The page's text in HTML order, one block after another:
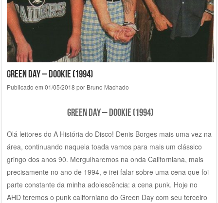
Green Day – Dookie (1994)
Publicado em 01/05/2018 por Bruno Machado
Green Day – Dookie (1994)
Olá leitores do A História do Disco! Denis Borges mais uma vez na
área, continuando naquela toada vamos para mais um clássico
gringo dos anos 90. Mergulharemos na onda Californiana, mais
precisamente no ano de 1994, e irei falar sobre uma cena que foi
parte constante da minha adolescência: a cena punk. Hoje no
AHD teremos o punk californiano do Green Day com seu terceiro